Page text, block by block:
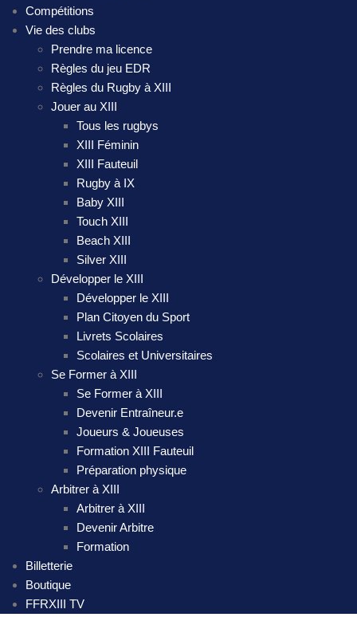
Compétitions
Vie des clubs
Prendre ma licence
Règles du jeu EDR
Règles du Rugby à XIII
Jouer au XIII
Tous les rugbys
XIII Féminin
XIII Fauteuil
Rugby à IX
Baby XIII
Touch XIII
Beach XIII
Silver XIII
Développer le XIII
Développer le XIII
Plan Citoyen du Sport
Livrets Scolaires
Scolaires et Universitaires
Se Former à XIII
Se Former à XIII
Devenir Entraîneur.e
Joueurs & Joueuses
Formation XIII Fauteuil
Préparation physique
Arbitrer à XIII
Arbitrer à XIII
Devenir Arbitre
Formation
Billetterie
Boutique
FFRXIII TV